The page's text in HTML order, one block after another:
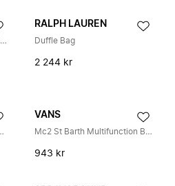
Nylonryggsäck med gummimärke
RALPH LAUREN
Duffle Bag
2 244 kr
Mouth Trolley
VANS
Mc2 St Barth Multifunction Bag
943 kr